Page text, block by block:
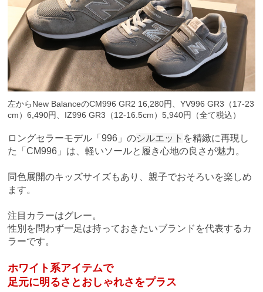
左からNew BalanceのCM996 GR2 16,280円、YV996 GR3（17-23
cm）6,490円、IZ996 GR3（12-16.5cm）5,940円（全て税込）
ロングセラーモデル「996」のシルエット を精緻に再現し
た
「CM996」は、軽いソールと履き心地の良さが魅力 。
同色展開のキッズサイズもあり、親子でおそろいを楽しめ
ます。
注目カラーはグレー。
性別を問わず一足は持っておきたいブランドを代表するカ
ラーです。
ホワイト系アイテムで
足元に明るさとおしゃれさをプラス